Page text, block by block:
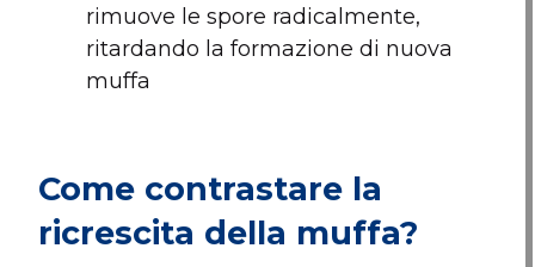
rimuove le spore radicalmente,
ritardando la formazione di nuova
muffa
Come contrastare la
ricrescita della muffa?